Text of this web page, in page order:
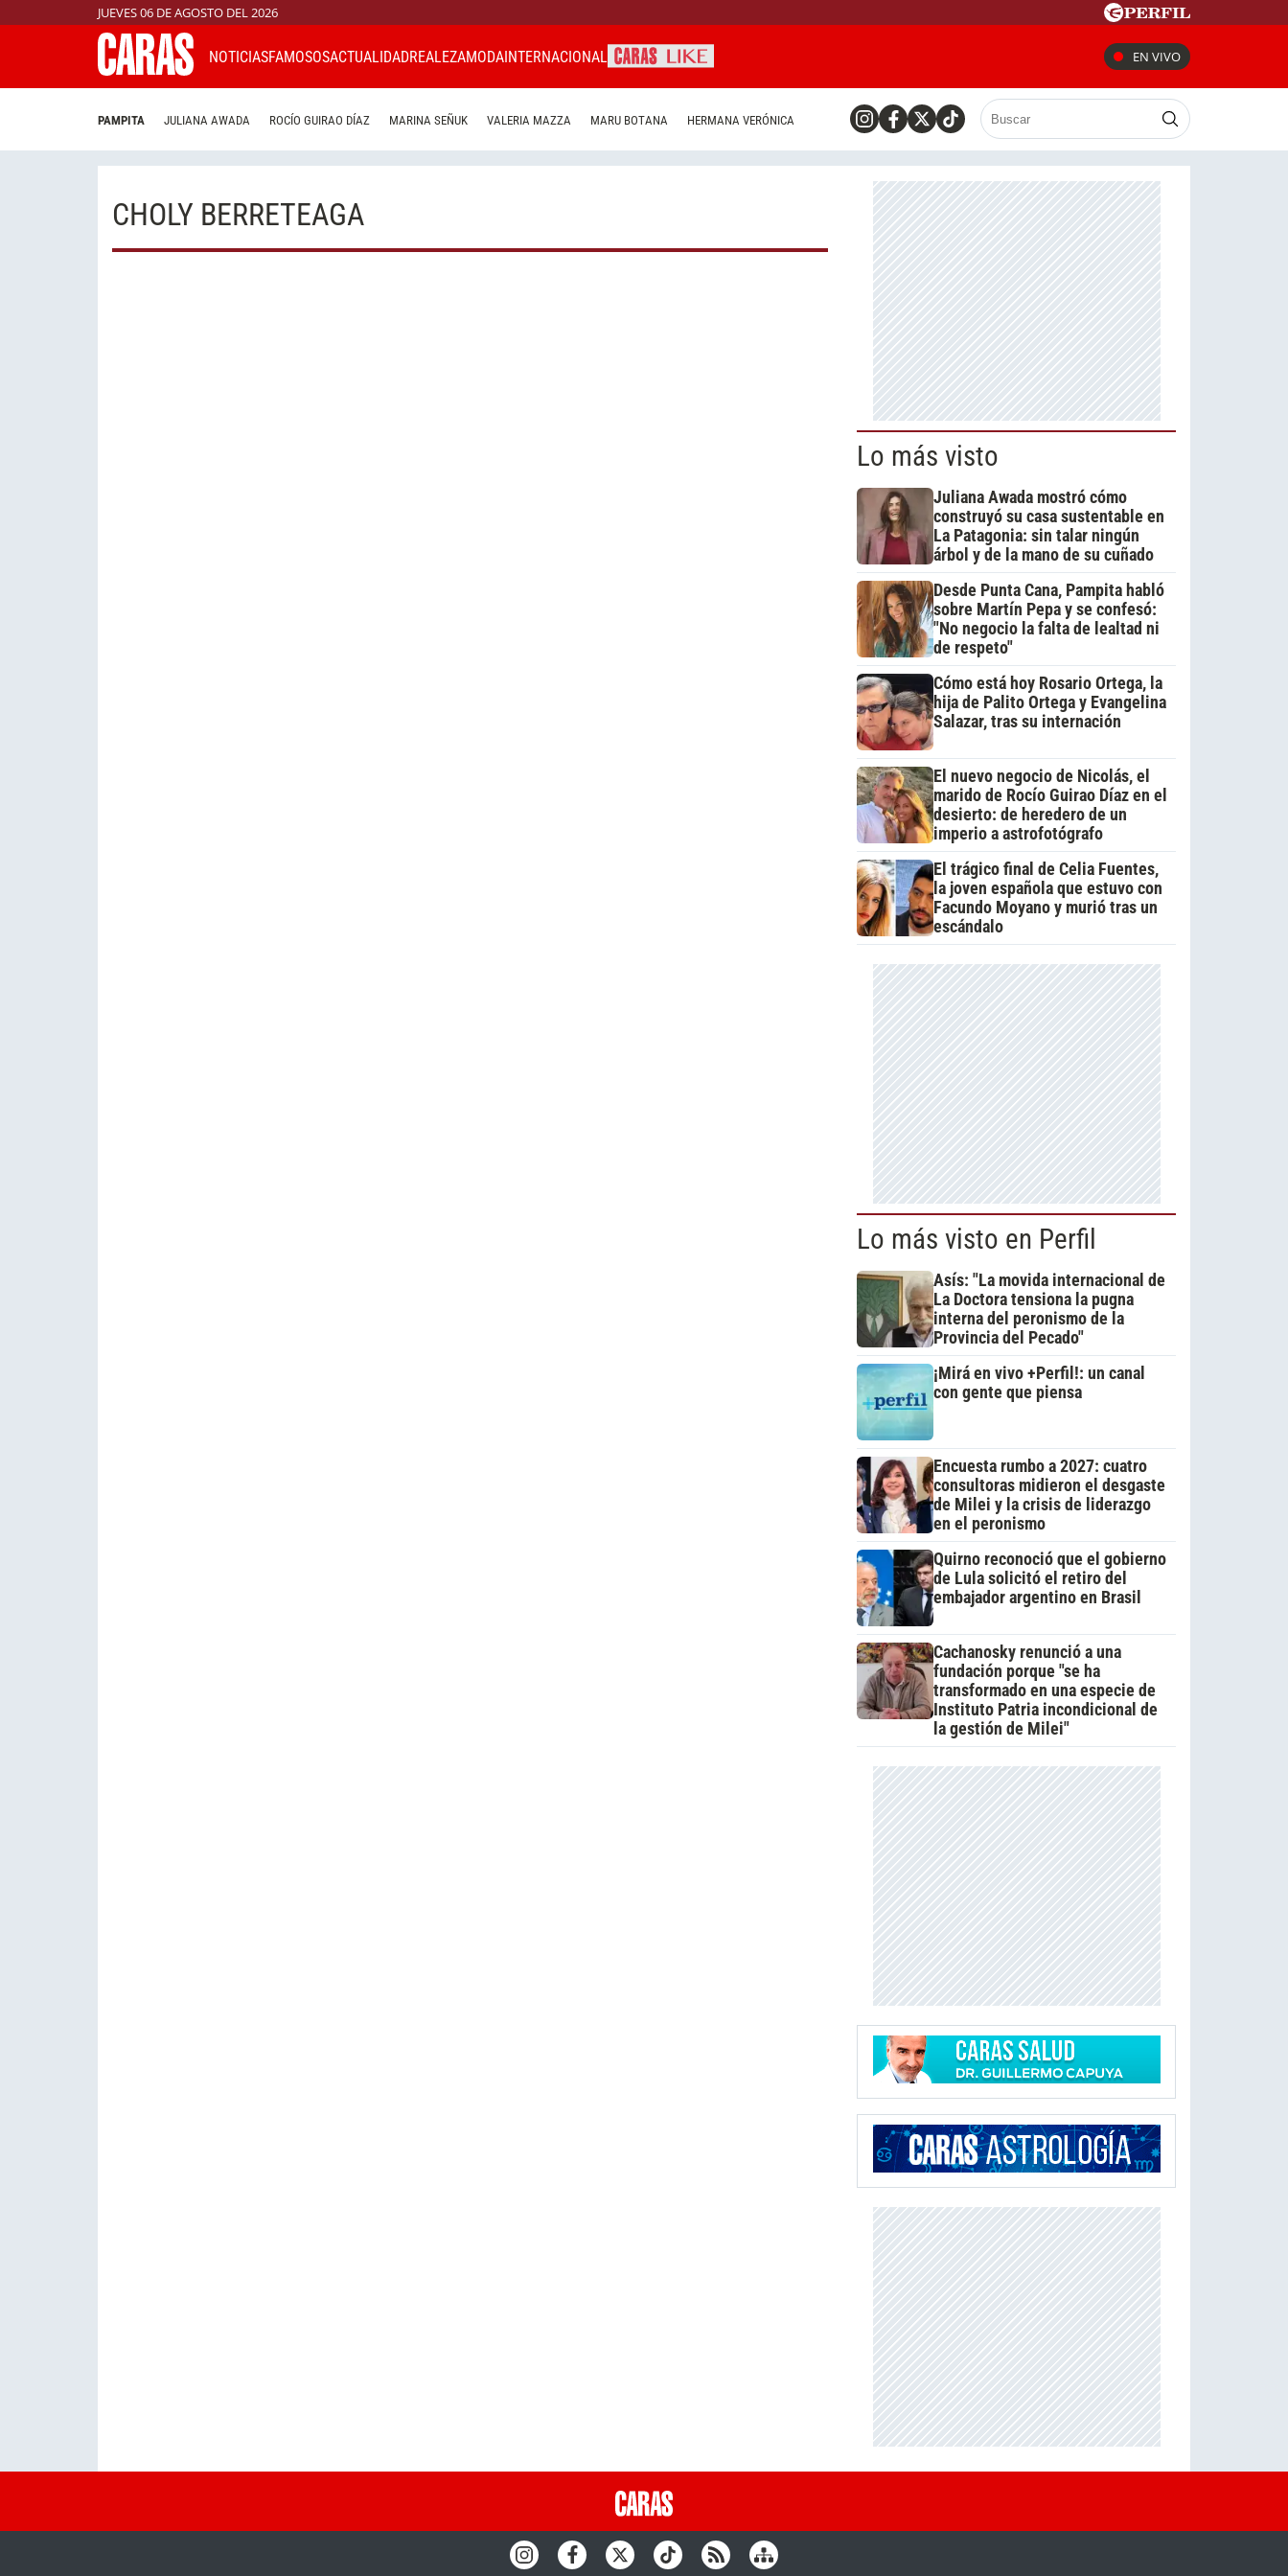
JUEVES 06 DE AGOSTO DEL 2026
NOTICIASFAMOSOSACTUALIDADREALEZAMODAINTERNACIONAL EN VIVO
PAMPITA JULIANA AWADA ROCÍO GUIRAO DÍAZ MARINA SEÑUK VALERIA MAZZA MARU BOTANA HERMANA VERÓNICA
CHOLY BERRETEAGA
Lo más visto
Juliana Awada mostró cómo
construyó su casa sustentable en
La Patagonia: sin talar ningún
árbol y de la mano de su cuñado
Desde Punta Cana, Pampita habló
sobre Martín Pepa y se confesó:
"No negocio la falta de lealtad ni
de respeto"
Cómo está hoy Rosario Ortega, la
hija de Palito Ortega y Evangelina
Salazar, tras su internación
El nuevo negocio de Nicolás, el
marido de Rocío Guirao Díaz en el
desierto: de heredero de un
imperio a astrofotógrafo
El trágico final de Celia Fuentes,
la joven española que estuvo con
Facundo Moyano y murió tras un
escándalo
Lo más visto en Perfil
Asís: "La movida internacional de
La Doctora tensiona la pugna
interna del peronismo de la
Provincia del Pecado"
¡Mirá en vivo +Perfil!: un canal
con gente que piensa
Encuesta rumbo a 2027: cuatro
consultoras midieron el desgaste
de Milei y la crisis de liderazgo
en el peronismo
Quirno reconoció que el gobierno
de Lula solicitó el retiro del
embajador argentino en Brasil
Cachanosky renunció a una
fundación porque "se ha
transformado en una especie de
Instituto Patria incondicional de
la gestión de Milei"